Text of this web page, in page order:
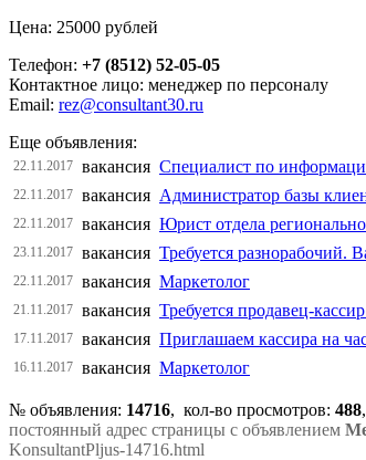
Цена: 25000 рублей
Телефон: +7 (8512) 52-05-05
Контактное лицо: менеджер по персоналу
Email: rez@consultant30.ru
Еще объявления:
22.11.2017 вакансия Специалист по
22.11.2017 вакансия Администратор базы
22.11.2017 вакансия Юрист отдела
23.11.2017 вакансия Требуется разнорабочий.
22.11.2017 вакансия Маркетолог
21.11.2017 вакансия Требуется продавец-
17.11.2017 вакансия Приглашаем кассира на
16.11.2017 вакансия Маркетолог
№ объявления: 14716, кол-во просмотров: 488
постоянный адрес страницы с объявлением
KonsultantPljus-14716.html